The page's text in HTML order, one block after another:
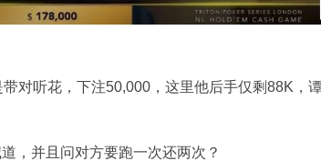
对听花，下注50,000，这里他后手仅剩88K，
，并且问对方要跑一次还两次？